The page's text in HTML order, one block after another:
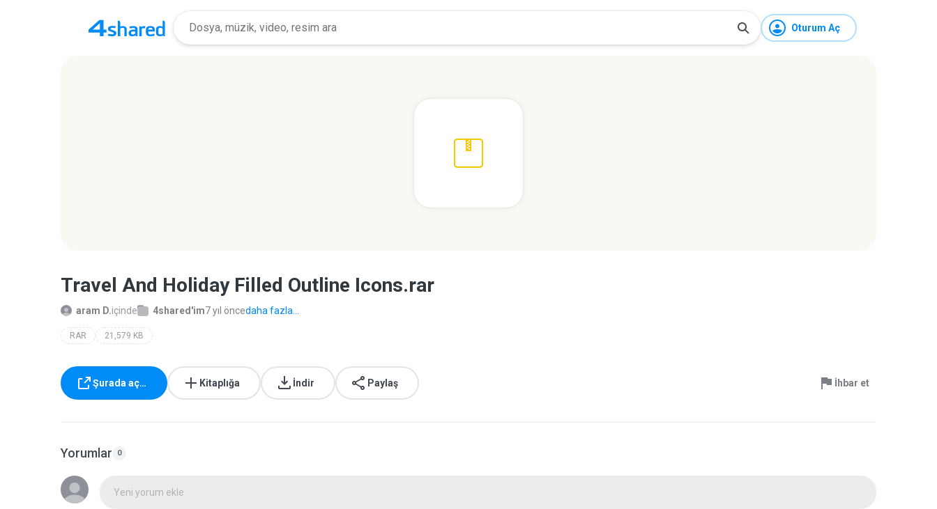
Oturum Aç
Travel And Holiday Filled Outline Icons.rar
aram D.içinde 4shared'im7 yıl öncedaha fazla...
RAR 21,579 KB
Şurada aç… Kitaplığa İndir Paylaş İhbar et
Yorumlar 0
Yeni yorum ekle